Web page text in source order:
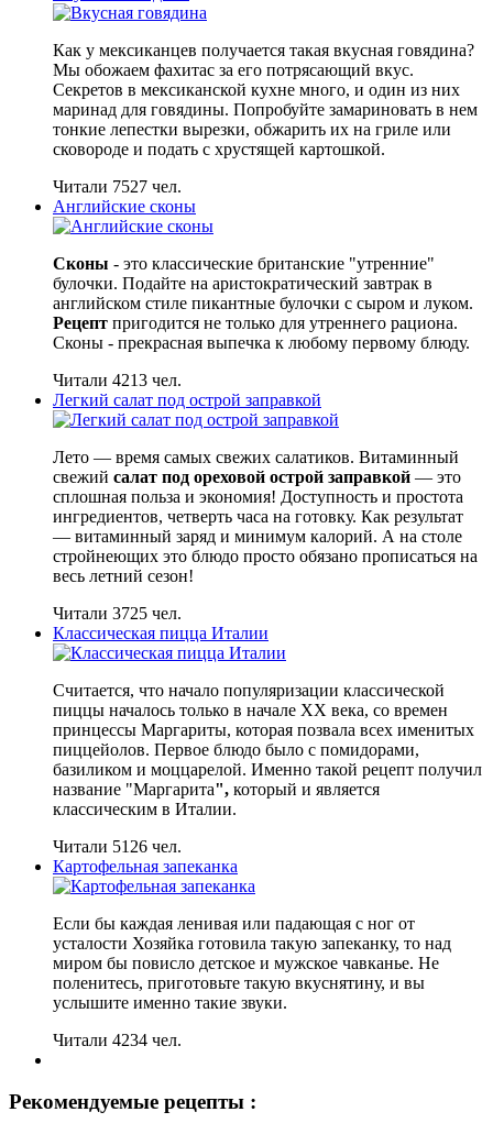
Как у мексиканцев получается такая вкусная говядина?
Мы обожаем фахитас за его потрясающий вкус.
Секретов в мексиканской кухне много, и один из них
маринад для говядины. Попробуйте замариновать в нем
тонкие лепестки вырезки, обжарить их на гриле или
сковороде и подать с хрустящей картошкой.
Читали 7527 чел.
Английские сконы
Сконы - это классические британские "утренние"
булочки. Подайте на аристократический завтрак в
английском стиле пикантные булочки с сыром и луком.
Рецепт пригодится не только для утреннего рациона.
Сконы - прекрасная выпечка к любому первому блюду.
Читали 4213 чел.
Легкий салат под острой заправкой
Лето — время самых свежих салатиков. Витаминный
свежий салат под ореховой острой заправкой — это
сплошная польза и экономия! Доступность и простота
ингредиентов, четверть часа на готовку. Как результат
— витаминный заряд и минимум калорий. А на столе
стройнеющих это блюдо просто обязано прописаться на
весь летний сезон!
Читали 3725 чел.
Классическая пицца Италии
Считается, что начало популяризации классической
пиццы началось только в начале XX века, со времен
принцессы Маргариты, которая позвала всех именитых
пиццейолов. Первое блюдо было с помидорами,
базиликом и моццарелой. Именно такой рецепт получил
название "Маргарита", который и является
классическим в Италии.
Читали 5126 чел.
Картофельная запеканка
Если бы каждая ленивая или падающая с ног от
усталости Хозяйка готовила такую запеканку, то над
миром бы повисло детское и мужское чавканье. Не
поленитесь, приготовьте такую вкуснятину, и вы
услышите именно такие звуки.
Читали 4234 чел.
Рекомендуемые рецепты :